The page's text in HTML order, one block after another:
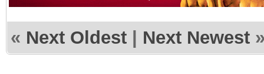
« Next Oldest | Next Newest